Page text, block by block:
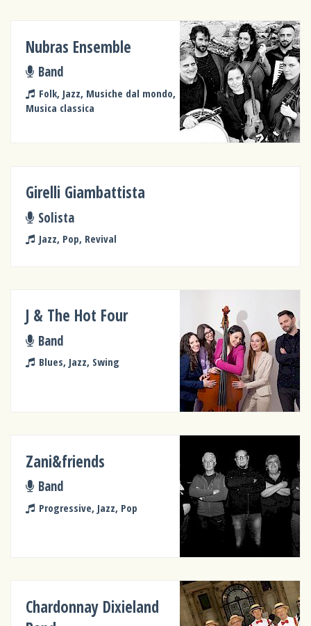
Nubras Ensemble
Band
Folk, Jazz, Musiche dal mondo,
Musica classica
Girelli Giambattista
Solista
Jazz, Pop, Revival
J & The Hot Four
Band
Blues, Jazz, Swing
Zani&friends
Band
Progressive, Jazz, Pop
Chardonnay Dixieland